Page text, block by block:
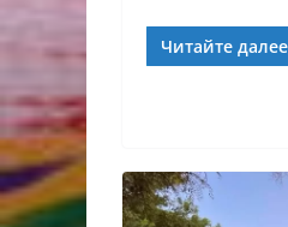
Читайте далее